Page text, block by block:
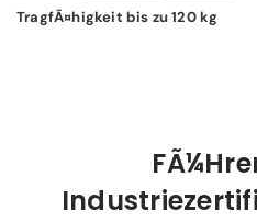
TragfÃ¤higkeit bis zu 120 kg